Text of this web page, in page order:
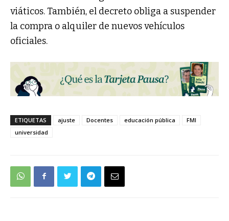
viáticos. También, el decreto obliga a suspender
la compra o alquiler de nuevos vehículos
oficiales.
ETIQUETAS ajuste Docentes educación pública
FMI
universidad